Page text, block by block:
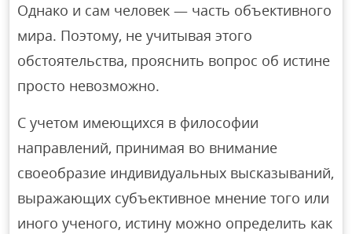
Однако и сам человек — часть объективного
мира. Поэтому, не учитывая этого
обстоятельства, прояснить вопрос об истине
просто невозможно.
С учетом имеющихся в философии
направлений, принимая во внимание
своеобразие индивидуальных высказываний,
выражающих субъективное мнение того или
иного ученого, истину можно определить как